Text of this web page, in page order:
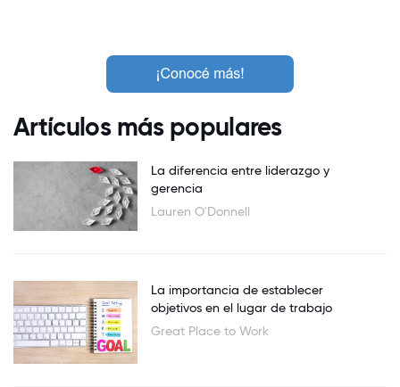
Artículos más populares
La diferencia entre liderazgo y
gerencia
Lauren O'Donnell
La importancia de establecer
objetivos en el lugar de trabajo
Great Place to Work